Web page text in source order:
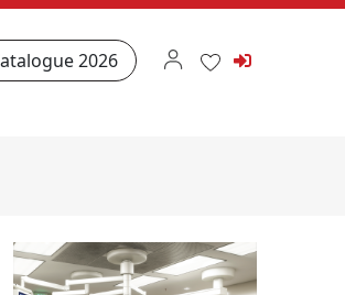
2026